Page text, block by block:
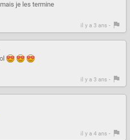
je les termine
il y a 3 ans -
il y a 3 ans -
il y a 4 ans -